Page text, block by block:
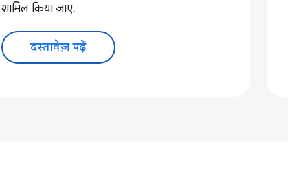
शामिल किया जाए.
दस्तावेज़ पढ़ें